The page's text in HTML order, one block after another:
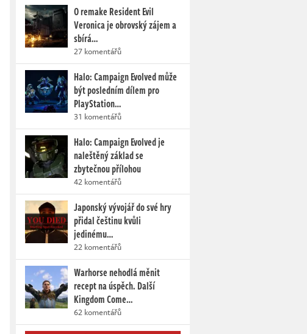
O remake Resident Evil
Veronica je obrovský zájem a
sbírá…
27 komentářů
Halo: Campaign Evolved může
být posledním dílem pro
PlayStation…
31 komentářů
Halo: Campaign Evolved je
naleštěný základ se
zbytečnou přílohou
42 komentářů
Japonský vývojář do své hry
přidal češtinu kvůli
jedinému…
22 komentářů
Warhorse nehodlá měnit
recept na úspěch. Další
Kingdom Come…
62 komentářů